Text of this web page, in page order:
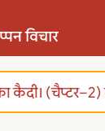
विचार
(चैप्टर–2) वह